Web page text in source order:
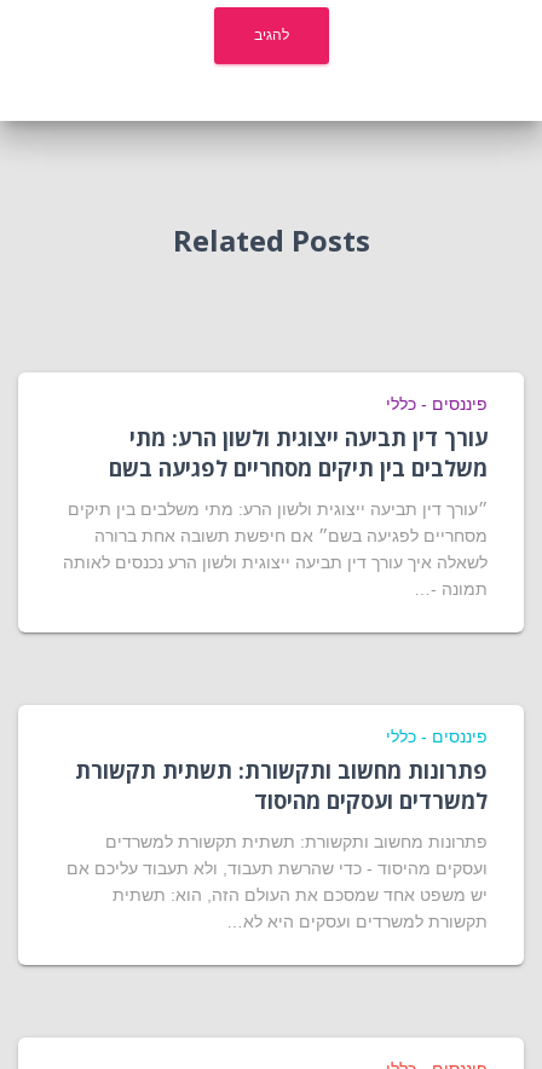
Related Posts
פיננסים - כללי
עורך דין תביעה ייצוגית ולשון הרע: מתי
משלבים בין תיקים מסחריים לפגיעה בשם
״עורך דין תביעה ייצוגית ולשון הרע: מתי משלבים בין תיקים
מסחריים לפגיעה בשם״ אם חיפשת תשובה אחת ברורה
לשאלה איך עורך דין תביעה ייצוגית ולשון הרע נכנסים לאותה
תמונה -…
פיננסים - כללי
פתרונות מחשוב ותקשורת: תשתית תקשורת
למשרדים ועסקים מהיסוד
פתרונות מחשוב ותקשורת: תשתית תקשורת למשרדים
ועסקים מהיסוד - כדי שהרשת תעבוד, ולא תעבוד עליכם אם
יש משפט אחד שמסכם את העולם הזה, הוא: תשתית
תקשורת למשרדים ועסקים היא לא…